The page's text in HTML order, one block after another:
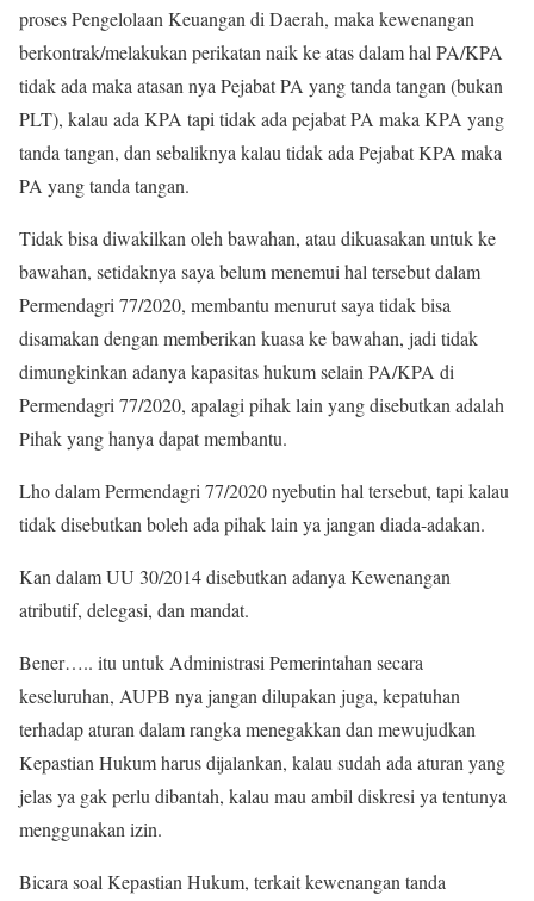
proses Pengelolaan Keuangan di Daerah, maka kewenangan
berkontrak/melakukan perikatan naik ke atas dalam hal PA/KPA
tidak ada maka atasan nya Pejabat PA yang tanda tangan (bukan
PLT), kalau ada KPA tapi tidak ada pejabat PA maka KPA yang
tanda tangan, dan sebaliknya kalau tidak ada Pejabat KPA maka
PA yang tanda tangan.
Tidak bisa diwakilkan oleh bawahan, atau dikuasakan untuk ke
bawahan, setidaknya saya belum menemui hal tersebut dalam
Permendagri 77/2020, membantu menurut saya tidak bisa
disamakan dengan memberikan kuasa ke bawahan, jadi tidak
dimungkinkan adanya kapasitas hukum selain PA/KPA di
Permendagri 77/2020, apalagi pihak lain yang disebutkan adalah
Pihak yang hanya dapat membantu.
Lho dalam Permendagri 77/2020 nyebutin hal tersebut, tapi kalau
tidak disebutkan boleh ada pihak lain ya jangan diada-adakan.
Kan dalam UU 30/2014 disebutkan adanya Kewenangan
atributif, delegasi, dan mandat.
Bener….. itu untuk Administrasi Pemerintahan secara
keseluruhan, AUPB nya jangan dilupakan juga, kepatuhan
terhadap aturan dalam rangka menegakkan dan mewujudkan
Kepastian Hukum harus dijalankan, kalau sudah ada aturan yang
jelas ya gak perlu dibantah, kalau mau ambil diskresi ya tentunya
menggunakan izin.
Bicara soal Kepastian Hukum, terkait kewenangan tanda